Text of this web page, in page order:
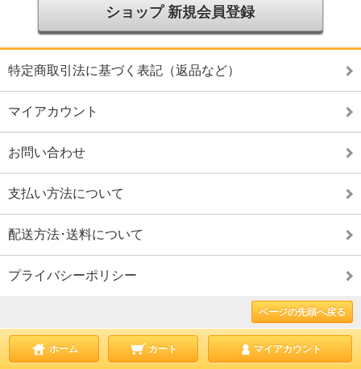
ショップ 新規会員登録
特定商取引法に基づく表記（返品など）
マイアカウント
お問い合わせ
支払い方法について
配送方法･送料について
プライバシーポリシー
ページの先頭へ戻る
ホーム カート マイアカウント